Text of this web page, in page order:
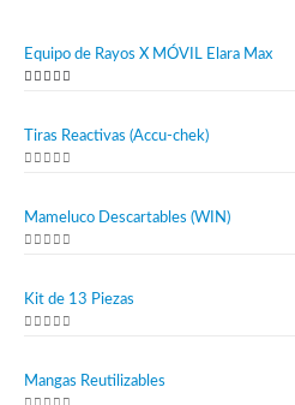
Equipo de Rayos X MÓVIL Elara Max
Tiras Reactivas (Accu-chek)
Mameluco Descartables (WIN)
Kit de 13 Piezas
Mangas Reutilizables